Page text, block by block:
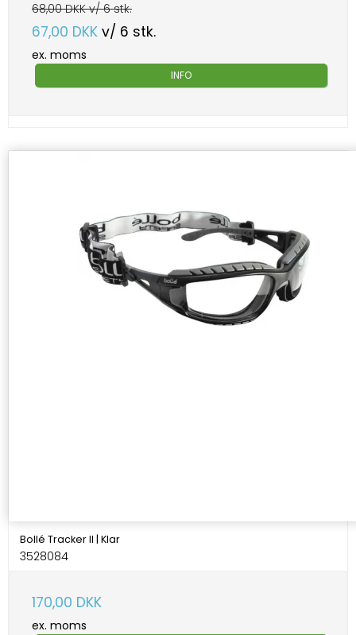
68,00 DKK v/ 6 stk.
67,00 DKK v/ 6 stk.
ex. moms
INFO
Bollé Tracker II | Klar
3528084
170,00 DKK
ex. moms